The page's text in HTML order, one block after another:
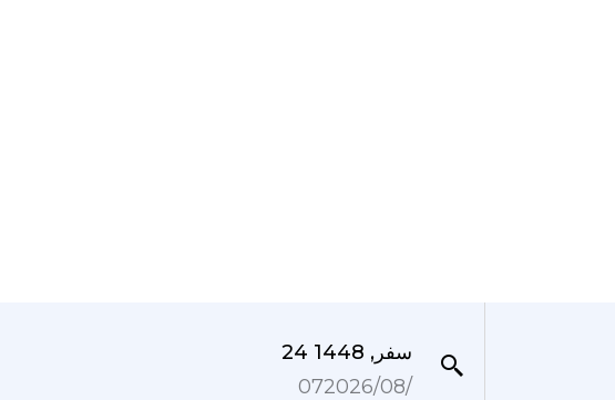
24 سفر, 1448
07‏/08‏/2026